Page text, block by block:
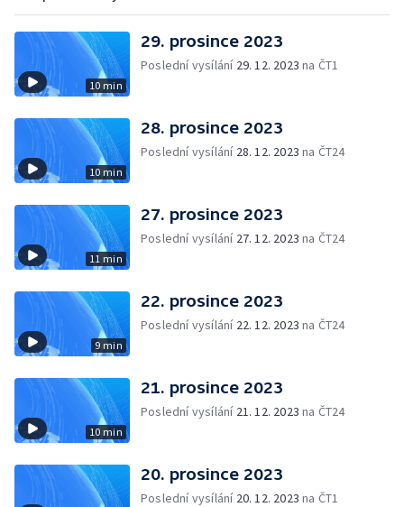
10 min
29. prosince 2023
Poslední vysílání 29. 12. 2023 na ČT1
10 min
28. prosince 2023
Poslední vysílání 28. 12. 2023 na ČT24
11 min
27. prosince 2023
Poslední vysílání 27. 12. 2023 na ČT24
9 min
22. prosince 2023
Poslední vysílání 22. 12. 2023 na ČT24
10 min
21. prosince 2023
Poslední vysílání 21. 12. 2023 na ČT24
20. prosince 2023
Poslední vysílání 20. 12. 2023 na ČT1